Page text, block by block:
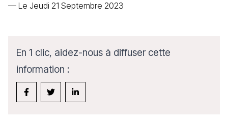
— Le Jeudi 21 Septembre 2023
En 1 clic, aidez-nous à diffuser cette
information :